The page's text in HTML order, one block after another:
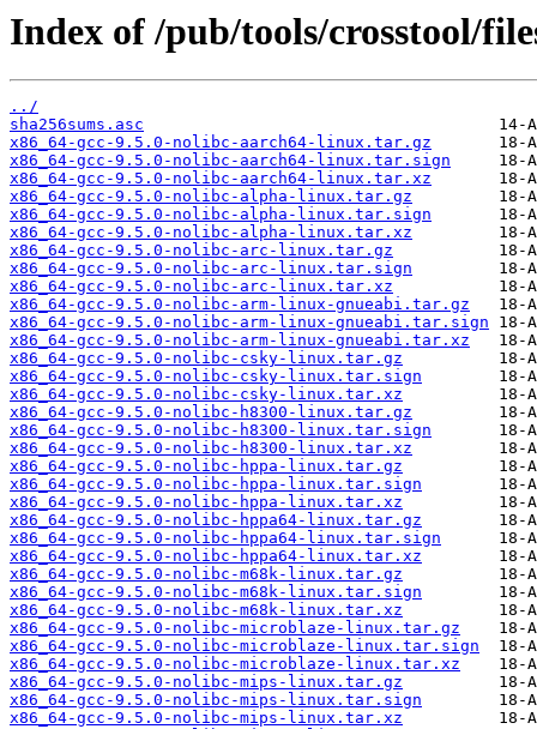
Index of /pub/tools/crosstool/
../
sha256sums.asc
x86_64-gcc-9.5.0-nolibc-aarch64-linux.tar.gz
x86_64-gcc-9.5.0-nolibc-aarch64-linux.tar.sign
x86_64-gcc-9.5.0-nolibc-aarch64-linux.tar.xz
x86_64-gcc-9.5.0-nolibc-alpha-linux.tar.gz
x86_64-gcc-9.5.0-nolibc-alpha-linux.tar.sign
x86_64-gcc-9.5.0-nolibc-alpha-linux.tar.xz
x86_64-gcc-9.5.0-nolibc-arc-linux.tar.gz
x86_64-gcc-9.5.0-nolibc-arc-linux.tar.sign
x86_64-gcc-9.5.0-nolibc-arc-linux.tar.xz
x86_64-gcc-9.5.0-nolibc-arm-linux-gnueabi.tar.gz
x86_64-gcc-9.5.0-nolibc-arm-linux-gnueabi.tar.sign
x86_64-gcc-9.5.0-nolibc-arm-linux-gnueabi.tar.xz
x86_64-gcc-9.5.0-nolibc-csky-linux.tar.gz
x86_64-gcc-9.5.0-nolibc-csky-linux.tar.sign
x86_64-gcc-9.5.0-nolibc-csky-linux.tar.xz
x86_64-gcc-9.5.0-nolibc-h8300-linux.tar.gz
x86_64-gcc-9.5.0-nolibc-h8300-linux.tar.sign
x86_64-gcc-9.5.0-nolibc-h8300-linux.tar.xz
x86_64-gcc-9.5.0-nolibc-hppa-linux.tar.gz
x86_64-gcc-9.5.0-nolibc-hppa-linux.tar.sign
x86_64-gcc-9.5.0-nolibc-hppa-linux.tar.xz
x86_64-gcc-9.5.0-nolibc-hppa64-linux.tar.gz
x86_64-gcc-9.5.0-nolibc-hppa64-linux.tar.sign
x86_64-gcc-9.5.0-nolibc-hppa64-linux.tar.xz
x86_64-gcc-9.5.0-nolibc-m68k-linux.tar.gz
x86_64-gcc-9.5.0-nolibc-m68k-linux.tar.sign
x86_64-gcc-9.5.0-nolibc-m68k-linux.tar.xz
x86_64-gcc-9.5.0-nolibc-microblaze-linux.tar.gz
x86_64-gcc-9.5.0-nolibc-microblaze-linux.tar.sign
x86_64-gcc-9.5.0-nolibc-microblaze-linux.tar.xz
x86_64-gcc-9.5.0-nolibc-mips-linux.tar.gz
x86_64-gcc-9.5.0-nolibc-mips-linux.tar.sign
x86_64-gcc-9.5.0-nolibc-mips-linux.tar.xz